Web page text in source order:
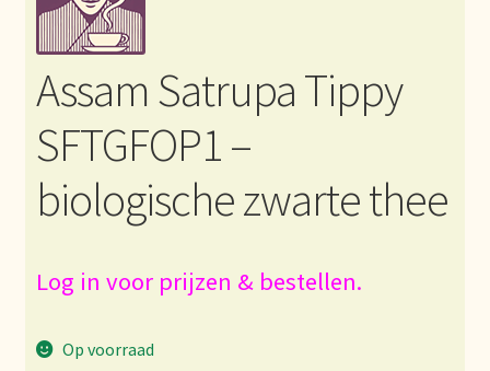
Bezahlung und Rabatte
Bienvenue dans notre commerce de gros de thé !
Bio-Zertifikate
Biologische certificaten
Assam Satrupa Tippy
SFTGFOP1 –
biologische zwarte thee
Log in voor prijzen & bestellen.
Op voorraad